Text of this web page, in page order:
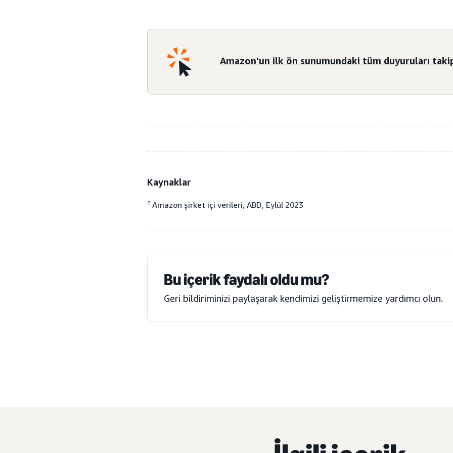
Amazon'un ilk ön sunumundaki tüm duyuruları
Kaynaklar
1 Amazon şirket içi verileri, ABD, Eylül 2023
Bu içerik faydalı oldu mu?
Geri bildiriminizi paylaşarak kendimizi geliştirmemize yardımcı olun.